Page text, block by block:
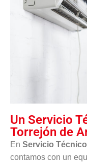
Un Servicio
Torrejón de
En Servicio
contamos con un